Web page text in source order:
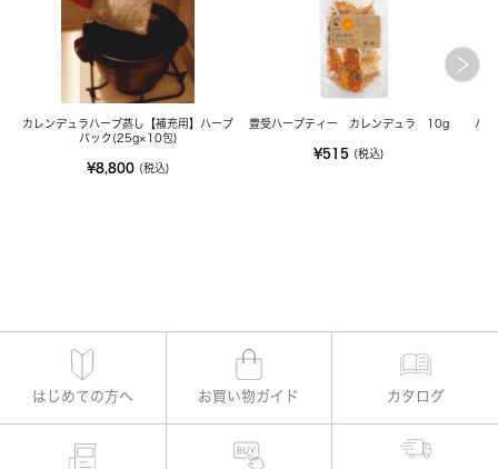
カレンデュラハーブ蒸し【補充用】ハーブ
パック(25g×10包)
¥8,800 (税込)
豊受ハーブティー カレンデュラ 10g
¥515 (税込)
ハ
はじめての方へ お買い物ガイド カタログ